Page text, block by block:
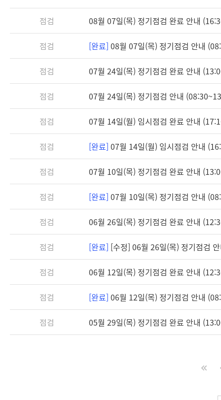
점검 08월 07일(목) 정기점검 완료 안내
점검 [완료] 08월 07일(목) 정기점검 안내
점검 07월 24일(목) 정기점검 완료 안내
점검 07월 24일(목) 정기점검 안내
점검 07월 14일(월) 임시점검 완료 안내
점검 [완료] 07월 14일(월) 임시점검 안내
점검 07월 10일(목) 정기점검 완료 안내
점검 [완료] 07월 10일(목) 정기점검 안내
점검 06월 26일(목) 정기점검 완료 안내
점검 [완료] [수정] 06월 26일(목) 정기점검
점검 06월 12일(목) 정기점검 완료 안내
점검 [완료] 06월 12일(목) 정기점검 안내
점검 05월 29일(목) 정기점검 완료 안내